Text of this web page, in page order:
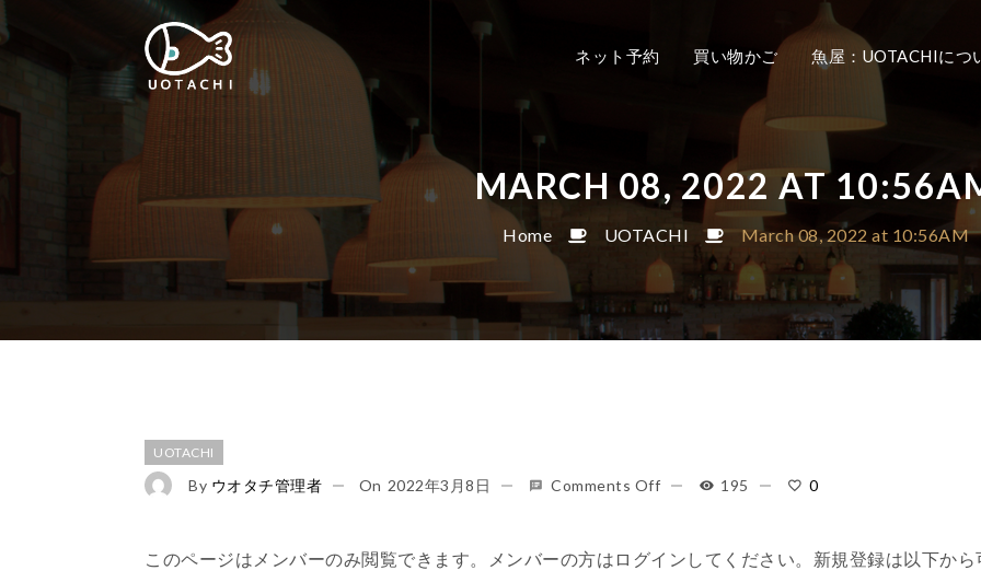
ネット予約 買い物かご 魚屋：UOTACHIにつ
MARCH 08, 2022 AT
Home UOTACHI March 08, 2022 at 10:56AM
UOTACHI
By ウオタチ管理者 On 2022年3月8日 Comments Off 195 0
このページはメンバーのみ閲覧できます。メンバーの方はログインしてください。新規登録は以下から